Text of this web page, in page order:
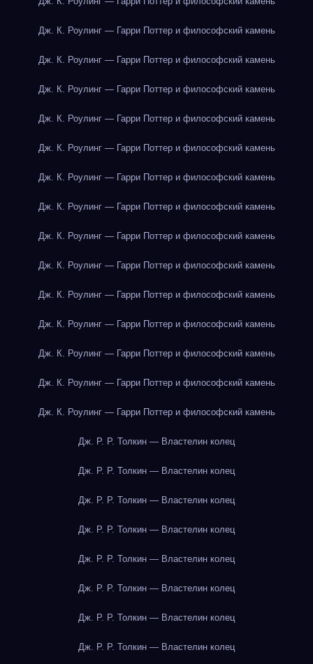
Дж. К. Роулинг — Гарри Поттер и философский камень
Дж. К. Роулинг — Гарри Поттер и философский камень
Дж. К. Роулинг — Гарри Поттер и философский камень
Дж. К. Роулинг — Гарри Поттер и философский камень
Дж. К. Роулинг — Гарри Поттер и философский камень
Дж. К. Роулинг — Гарри Поттер и философский камень
Дж. К. Роулинг — Гарри Поттер и философский камень
Дж. К. Роулинг — Гарри Поттер и философский камень
Дж. К. Роулинг — Гарри Поттер и философский камень
Дж. К. Роулинг — Гарри Поттер и философский камень
Дж. К. Роулинг — Гарри Поттер и философский камень
Дж. К. Роулинг — Гарри Поттер и философский камень
Дж. К. Роулинг — Гарри Поттер и философский камень
Дж. К. Роулинг — Гарри Поттер и философский камень
Дж. Р. Р. Толкин — Властелин колец
Дж. Р. Р. Толкин — Властелин колец
Дж. Р. Р. Толкин — Властелин колец
Дж. Р. Р. Толкин — Властелин колец
Дж. Р. Р. Толкин — Властелин колец
Дж. Р. Р. Толкин — Властелин колец
Дж. Р. Р. Толкин — Властелин колец
Дж. Р. Р. Толкин — Властелин колец